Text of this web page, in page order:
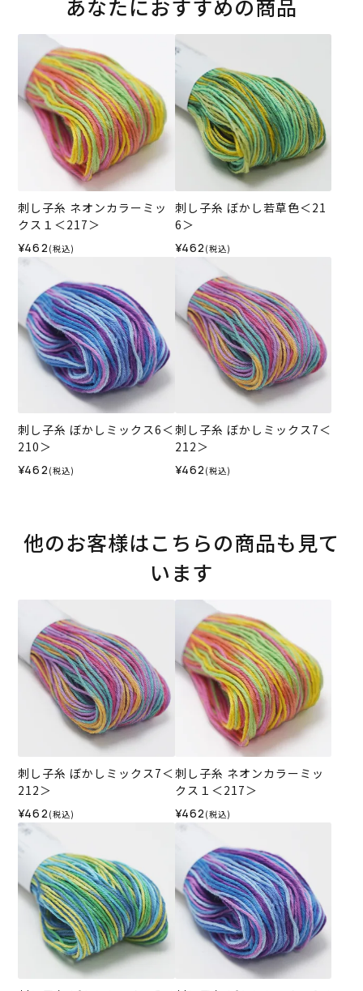
あなたにおすすめの商品
刺し子糸 ネオンカラーミッ
クス１＜217＞
¥462 (税込)
刺し子糸 ぼかし若草色＜21
6＞
¥462 (税込)
刺し子糸 ぼかしミックス6＜
210＞
¥462 (税込)
刺し子糸 ぼかしミックス7＜
212＞
¥462 (税込)
他のお客様はこちらの商品も見て
います
刺し子糸 ぼかしミックス7＜
212＞
¥462 (税込)
刺し子糸 ネオンカラーミッ
クス１＜217＞
¥462 (税込)